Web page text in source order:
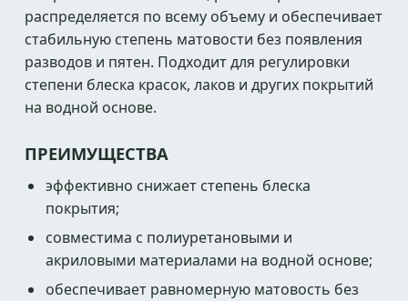
распределяется по всему объему и обеспечивает
стабильную степень матовости без появления
разводов и пятен. Подходит для регулировки
степени блеска красок, лаков и других покрытий
на водной основе.
ПРЕИМУЩЕСТВА
эффективно снижает степень блеска
покрытия;
совместима с полиуретановыми и
акриловыми материалами на водной основе;
обеспечивает равномерную матовость без